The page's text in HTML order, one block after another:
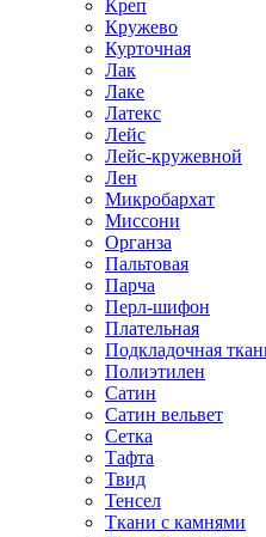
Креп
Кружево
Курточная
Лак
Лаке
Латекс
Лейс
Лейс-кружевной
Лен
Микробархат
Миссони
Органза
Пальтовая
Парча
Перл-шифон
Плательная
Подкладочная
Полиэтилен
Сатин
Сатин вельвет
Сетка
Тафта
Твид
Тенсел
Ткани с камнями